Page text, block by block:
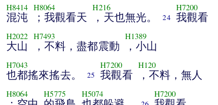
H8414
混沌
H8064
；我觀看天
H216
，天也無光。 24
H7200
我觀看
H2022
大山
H7493
，不料，盡都震動
H1389
，小山
H7043
也都搖來搖去。 25
H7200
我觀看
H120
，不料，無人
H8064 H5775 H5074 H7200